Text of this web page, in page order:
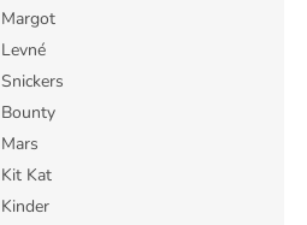
Margot
Levné
Snickers
Bounty
Mars
Kit Kat
Kinder